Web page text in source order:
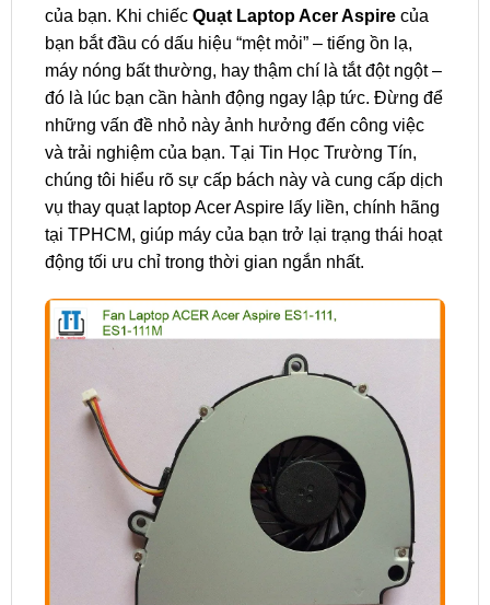
của bạn. Khi chiếc Quạt Laptop Acer Aspirecủa
bạn bắt đầu có dấu hiệu “mệt mỏi” – tiếng ồn lạ,
máy nóng bất thường, hay thậm chí là tắt đột ngột –
đó là lúc bạn cần hành động ngay lập tức. Đừng để
những vấn đề nhỏ này ảnh hưởng đến công việc
và trải nghiệm của bạn. Tại Tin Học Trường Tín,
chúng tôi hiểu rõ sự cấp bách này và cung cấp dịch
vụ thay quạt laptop Acer Aspire lấy liền, chính hãng
tại TPHCM, giúp máy của bạn trở lại trạng thái hoạt
động tối ưu chỉ trong thời gian ngắn nhất.